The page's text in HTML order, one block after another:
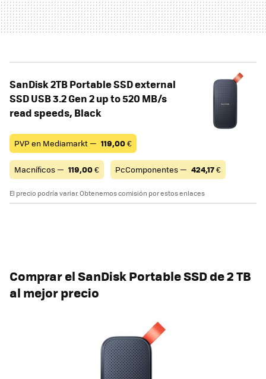
SanDisk 2TB Portable SSD external
SSD USB 3.2 Gen 2 up to 520 MB/s
read speeds, Black
PVP en Mediamarkt — 119,00€
Macníficos — 119,00€ PcComponentes — 424,17€
El precio podría variar. Obtenemos comisión por estos enlaces
Comprar el SanDisk Portable SSD de 2 TB
al mejor precio